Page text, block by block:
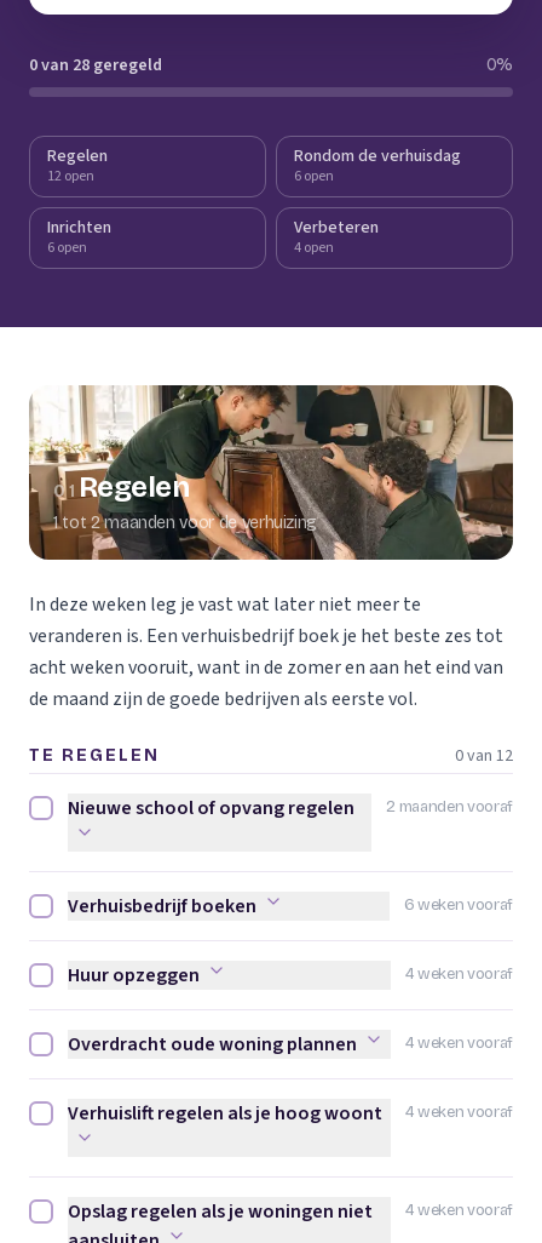
0 van 28 geregeld 0%
Regelen
12 open
Rondom de verhuisdag
6 open
Inrichten
6 open
Verbeteren
4 open
01 Regelen
1 tot 2 maanden voor de verhuizing
In deze weken leg je vast wat later niet meer te
veranderen is. Een verhuisbedrijf boek je het beste zes tot
acht weken vooruit, want in de zomer en aan het eind van
de maand zijn de goede bedrijven als eerste vol.
TE REGELEN 0 van 12
2 maanden vooraf
Nieuwe school of opvang regelen afvinken
Nieuwe school of opvang regelen
6 weken vooraf
Verhuisbedrijf boeken afvinken
Verhuisbedrijf boeken
4 weken vooraf
Huur opzeggen afvinken
Huur opzeggen
4 weken vooraf
Overdracht oude woning plannen afvinken
Overdracht oude woning plannen
4 weken vooraf
Verhuislift regelen als je hoog woont afvinken
Verhuislift regelen als je hoog woont
4 weken vooraf
Opslag regelen als je woningen niet aansluiten afvinken
Opslag regelen als je woningen niet